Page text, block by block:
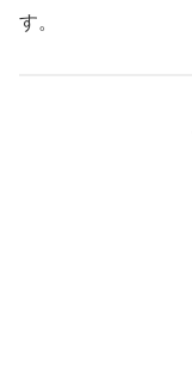
す。